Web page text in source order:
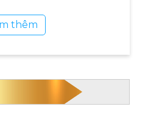
động thoải mái
Luxury CF-490A
năng có thể tùy chỉnh
thêm